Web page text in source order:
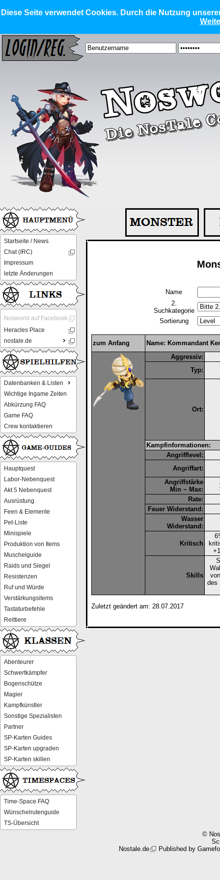
Diese Seite verwendet Cookies. Durch die Nutzung
Startseite / News
Chat (IRC)
Impressum
letzte Änderungen
Nosworld auf Facebook
Heracles Place
nostale.de
Datenbanken & Listen
Wichtige Ingame Zeiten
Abkürzung FAQ
Game FAQ
Crew kontaktieren
Hauptquest
Labor-Nebenquest
Akt 5 Nebenquest
Ausrüstung
Feen & Elemente
Pet-Liste
Minispiele
Produktion von Items
Muschelguide
Raids und Siegel
Resistenzen
Ruf und Würde
Verstärkungsitems
Tastaturbefehle
Reittiere
Abenteurer
Schwertkämpfer
Bogenschütze
Magier
Kampfkünstler
Sonstige Spezialisten
Partner
SP-Karten Guides
SP-Karten upgraden
SP-Karten skillen
Time-Space FAQ
Wünschelrutenguide
TS-Übersicht
Name
2.
Suchkategorie
Sortierung
zum Anfang
Name: Kommandant
Aggressiv:
Typ:
Ort:
Kampfinformationen:
Angrifflevel:
Angriffart:
Angriffstärke
Min ~ Max:
Rate:
Feuer Widerstand:
Wasser
Widerstand:
Kritisch
Skills
des
Zuletzt geändert am: 28.07.2017
©
Nostale.de
Published by